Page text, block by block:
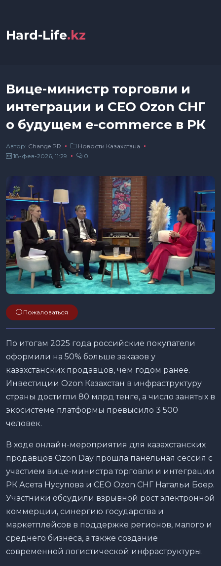
Hard-Life.kz
Вице-министр торговли и
интеграции и CEO Ozon СНГ
о будущем e-commerce в РК
Автор: Сhange PR
Новости Казахстана
18-фев-2026, 11:29
0
Пожаловаться
По итогам 2025 года российские покупатели
оформили на 50% больше заказов у
казахстанских продавцов, чем годом ранее.
Инвестиции Ozon Казахстан в инфраструктуру
страны достигли 80 млрд тенге, а число занятых в
экосистеме платформы превысило 3 500
человек.
В ходе онлайн-мероприятия для казахстанских
продавцов Ozon Day прошла панельная сессия с
участием вице-министра торговли и интеграции
РК Асета Нусупова и CEO Ozon СНГ Натальи Боер.
Участники обсудили взрывной рост электронной
коммерции, синергию государства и
маркетплейсов в поддержке регионов, малого и
среднего бизнеса, а также создание
современной логистической инфраструктуры.